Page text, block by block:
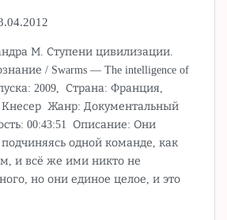
М. Ступени цивилизации.
/ Swarms — The intelligence of
2009, Страна: Франция,
Кнесер Жанр: Документальный
00:43:51 Описание: Они
подчиняясь одной команде, как
и всё же ими никто не
но они единое целое, и это